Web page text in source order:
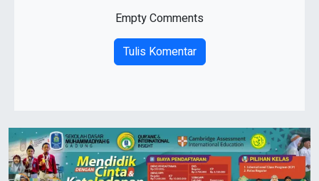
Empty Comments
Tulis Komentar